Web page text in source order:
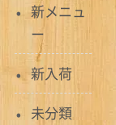
新メニュ
ー
新入荷
未分類